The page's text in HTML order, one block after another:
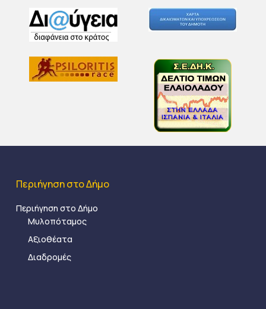
Περιήγηση στο Δήμο
Περιήγηση στο Δήμο
Μυλοπόταμος
Αξιοθέατα
Διαδρομές